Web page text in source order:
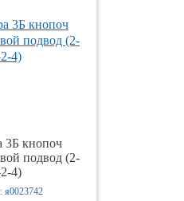
3Б кнопоч
подвод (2-
4)
я0023742